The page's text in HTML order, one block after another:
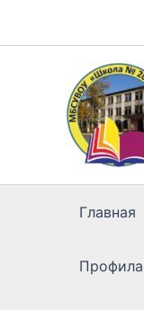
Главная